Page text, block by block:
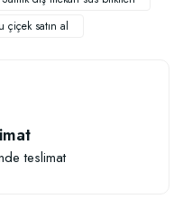
çiçek satın al
teslimat